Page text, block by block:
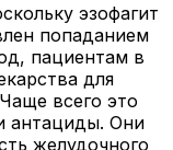
эзофагит
попаданием
пациентам в
для
всего это
антациды. Они
желудочного